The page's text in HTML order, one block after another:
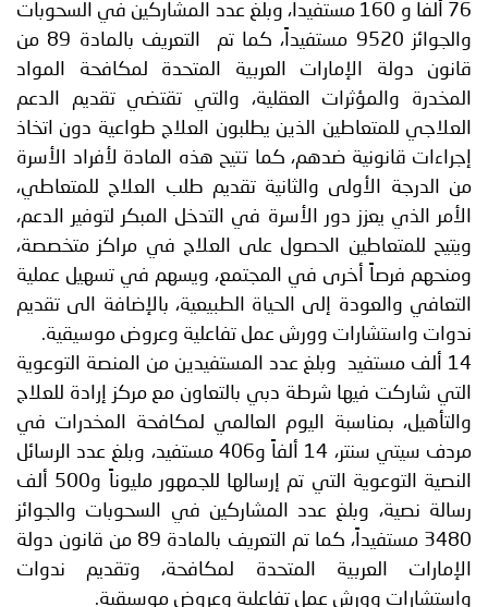
76 ألفاً و 160 مستفيداً، وبلغ عدد المشاركين في السحوبات
والجوائز 9520 مستفيداً، كما تم التعريف بالمادة 89 من
قانون دولة الإمارات العربية المتحدة لمكافحة المواد
المخدرة والمؤثرات العقلية، والتي تقتضي تقديم الدعم
العلاجي للمتعاطين الذين يطلبون العلاج طواعية دون اتخاذ
إجراءات قانونية ضدهم، كما تتيح هذه المادة لأفراد الأسرة
من الدرجة الأولى والثانية تقديم طلب العلاج للمتعاطي،
الأمر الذي يعزز دور الأسرة في التدخل المبكر لتوفير الدعم،
ويتيح للمتعاطين الحصول على العلاج في مراكز متخصصة،
ومنحهم فرصاً أخرى في المجتمع، ويسهم في تسهيل عملية
التعافي والعودة إلى الحياة الطبيعية، بالإضافة الى تقديم
ندوات واستشارات وورش عمل تفاعلية وعروض موسيقية.
14 ألف مستفيد وبلغ عدد المستفيدين من المنصة التوعوية
التي شاركت فيها شرطة دبي بالتعاون مع مركز إرادة للعلاج
والتأهيل، بمناسبة اليوم العالمي لمكافحة المخدرات في
مردف سيتي سنتر، 14 ألفاً و406 مستفيد، وبلغ عدد الرسائل
النصية التوعوية التي تم إرسالها للجمهور مليوناً و500 ألف
رسالة نصية، وبلغ عدد المشاركين في السحوبات والجوائز
3480 مستفيداً، كما تم التعريف بالمادة 89 من قانون دولة
الإمارات العربية المتحدة لمكافحة، وتقديم ندوات
واستشارات وورش عمل تفاعلية وعروض موسيقية.